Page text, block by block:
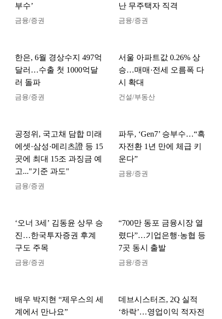
부수’
금융/증권
난 무주택자 직격
금융/증권
한은, 6월 경상수지 497억
달러…수출 첫 1000억달
러 돌파
금융/증권
서울 아파트값 0.26% 상
승…매매·전세 오름폭 다
시 확대
건설/부동산
공정위, 국고채 담합 미래
에셋·삼성·메리츠證 등 15
곳에 최대 15조 과징금 예
고..."기준 과도"
금융/증권
파두, ‘Gen7’ 승부수…“흑
자전환 1년 만에 체급 키
운다”
금융/증권
‘오너 3세’ 김동윤 상무 승
진…한국투자증권 후계
구도 주목
금융/증권
“700만 동포 금융시장 열
렸다”…기업은행·농협 등
7곳 동시 출발
금융/증권
배우 박지현 “제우스의 세
계에서 만나요”
데브시스터즈, 2Q 실적
‘하락’…영업이익 적자전